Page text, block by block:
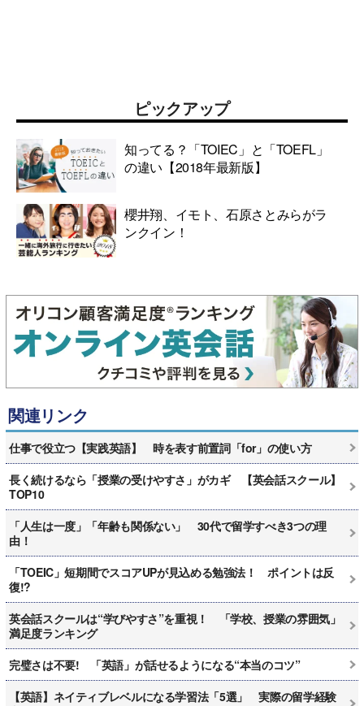
ピックアップ
知ってる？「TOIEC」と「TOEFL」
の違い【2018年最新版】
櫻井翔、イモト、石原さとみらがラ
ンクイン！
関連リンク
仕事で役立つ【実践英語】 時を表す前置詞「for」の使い方
長く続けるなら「授業の受けやすさ」がカギ 【英会話スクール】
TOP10
「人生は一度」「年齢も関係ない」 30代で留学すべき3つの理
由！
「TOEIC」短期間でスコアUPが見込める勉強法！ ポイントは反
復!?
英会話スクールは“学びやすさ”を重視！ 「学校、授業の雰囲気」
満足度ランキング
完璧さは不要! 「英語」が話せるようになる“本当のコツ”
【英語】ネイティブレベルになる学習法「5選」 実際の留学経験